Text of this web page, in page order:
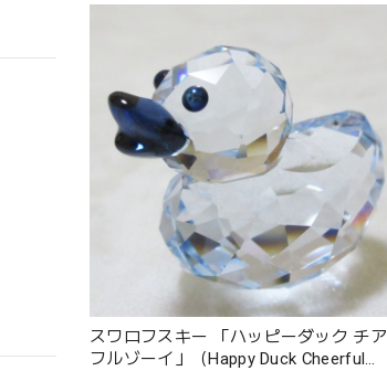
スワロフスキー 「ハッピーダック チア
フルゾーイ」（Happy Duck Cheerful